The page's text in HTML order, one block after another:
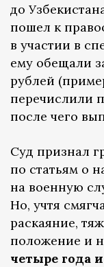
до
пошел к
в участии в
ему обещали
рублей
перечислили
после чего
Суд признал
по статьям о
на военную
Но, учтя
раскаяние,
положение и
четыре года